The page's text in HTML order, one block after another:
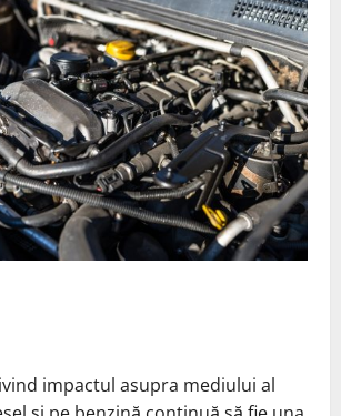
impactul asupra mediului al